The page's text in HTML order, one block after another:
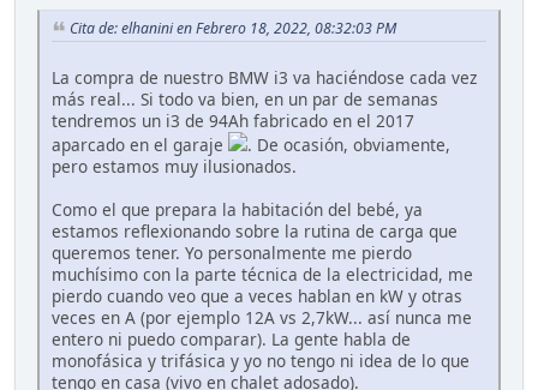
Cita de: elhanini en Febrero 18, 2022, 08:32:03 PM
La compra de nuestro BMW i3 va haciéndose cada vez
más real... Si todo va bien, en un par de semanas
tendremos un i3 de 94Ah fabricado en el 2017
aparcado en el garaje
. De ocasión, obviamente,
pero estamos muy ilusionados.
Como el que prepara la habitación del bebé, ya
estamos reflexionando sobre la rutina de carga que
queremos tener. Yo personalmente me pierdo
muchísimo con la parte técnica de la electricidad, me
pierdo cuando veo que a veces hablan en kW y otras
veces en A (por ejemplo 12A vs 2,7kW... así nunca me
entero ni puedo comparar). La gente habla de
monofásica y trifásica y yo no tengo ni idea de lo que
tengo en casa (vivo en chalet adosado).